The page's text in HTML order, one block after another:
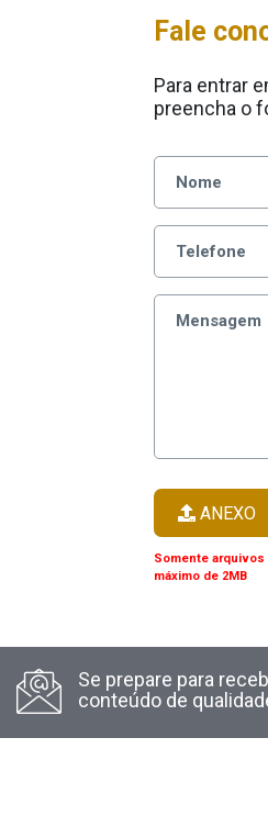
Fale
Para entrar
preencha o
Nome
Telefone
Mensagem
ANEXO
Somente arquivos
máximo de 2MB
Se prepare para
conteúdo de